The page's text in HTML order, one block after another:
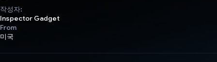
작성자:
Inspector Gadget
From
미국